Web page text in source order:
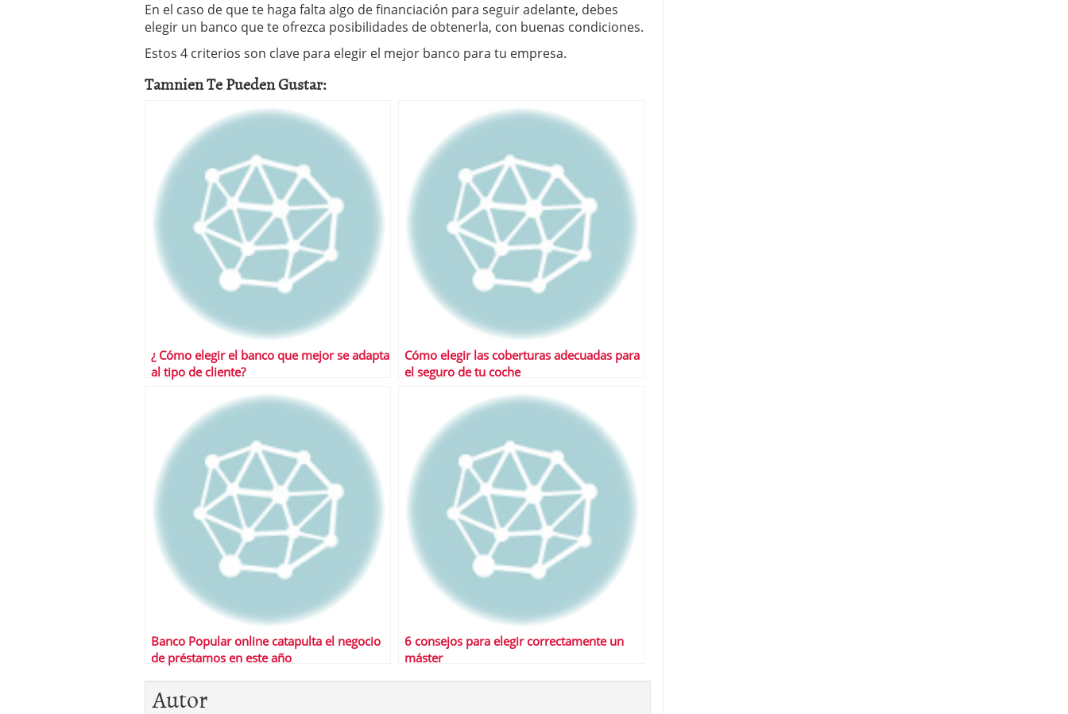
En el caso de que te haga falta algo de financiación para seguir adelante, debes
elegir un banco que te ofrezca posibilidades de obtenerla, con buenas condiciones.
Estos 4 criterios son clave para elegir el mejor banco para tu empresa.
Tamnien Te Pueden Gustar:
¿ Cómo elegir el banco que mejor se adapta
al tipo de cliente?
Cómo elegir las coberturas adecuadas para
el seguro de tu coche
Banco Popular online catapulta el negocio
de préstamos en este año
6 consejos para elegir correctamente un
máster
Autor